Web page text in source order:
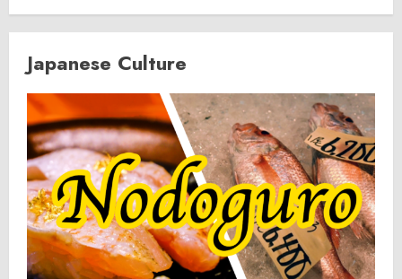
Japanese Culture